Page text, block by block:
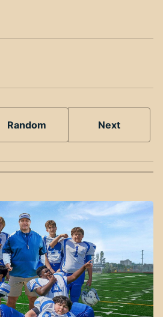
Random Next